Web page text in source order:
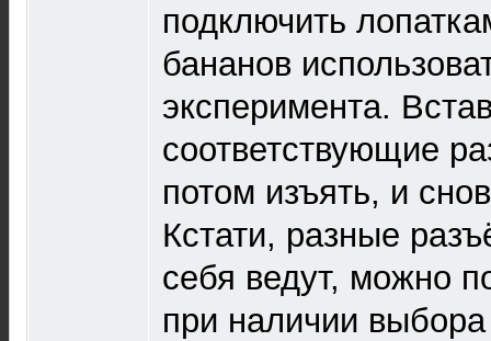
подключить
бананов
эксперимента.
соответствующие
потом изъять, и
Кстати, разные
себя ведут, можно
при наличии